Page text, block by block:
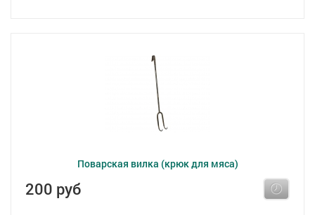
Поварская вилка (крюк для мяса)
200 руб